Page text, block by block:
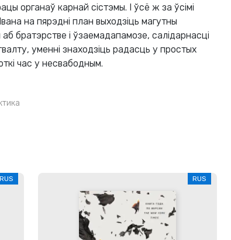
органаў карнай сістэмы. І ўсё ж за ўсімі
на пярэдні план выходзіць магутны
братэрстве і ўзаемадапамозе, салідарнасці
уменні знаходзіць радасць у простых
час у несвабодным.
RUS RUS